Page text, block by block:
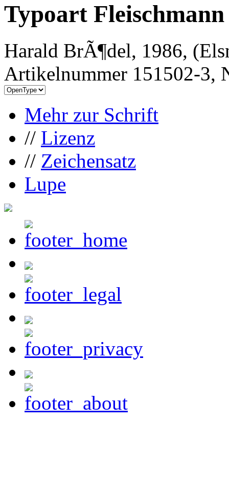
Typoart
Harald BrÃ¶del, 1986,
Artikelnummer 151502-3,
Mehr zur Schrift
// Lizenz
// Zeichensatz
Lupe